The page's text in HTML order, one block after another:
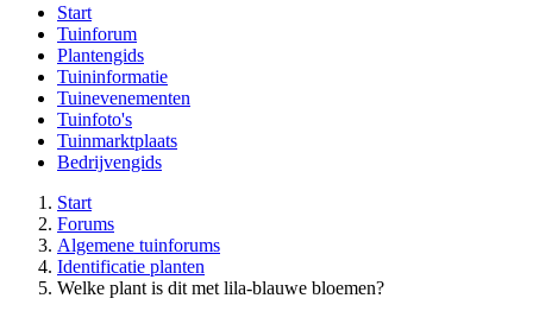
Start
Tuinforum
Plantengids
Tuininformatie
Tuinevenementen
Tuinfoto's
Tuinmarktplaats
Bedrijvengids
Start
Forums
Algemene tuinforums
Identificatie planten
Welke plant is dit met lila-blauwe bloemen?